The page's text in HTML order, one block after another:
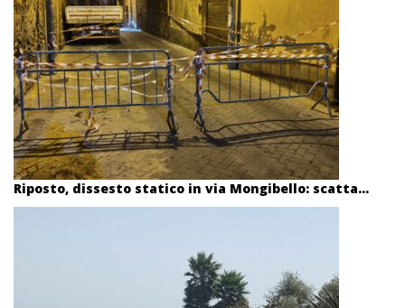
Riposto, dissesto statico in via Mongibello: scatta...